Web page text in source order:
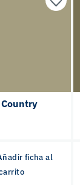
Country
ficha al